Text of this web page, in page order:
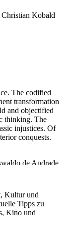
Kobald
The codified
transformation
and objectified
thinking. The
injustices. Of
conquests.
de Andrade
selbst zum
zum Allzu-
Kultur und
Tipps zu
Kino und